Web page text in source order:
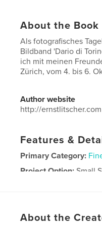
About the Book
Als fotografisches
Bildband 'Dario di
ich mit meinen
Zürich, vom 4. bis 6.
Author website
http://ernstlitscher.com
Features &
Primary Category:
Project Option: Small
About the